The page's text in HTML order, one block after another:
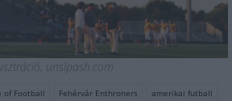
unslpash.com
of Football Fehérvár Enthroners amerikai futball